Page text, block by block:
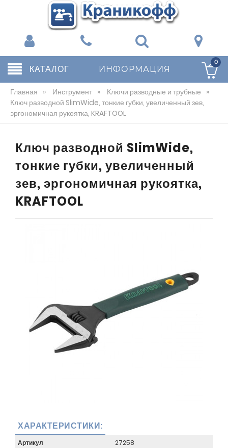
КАТАЛОГ ИНФОРМАЦИЯ
0
Главная » Инструмент » Ключи разводные и трубные »
Ключ разводной SlimWide, тонкие губки, увеличенный зев,
эргономичная рукоятка, KRAFTOOL
Ключ разводной SlimWide,
тонкие губки, увеличенный
зев, эргономичная рукоятка,
KRAFTOOL
ХАРАКТЕРИСТИКИ:
Артикул
27258